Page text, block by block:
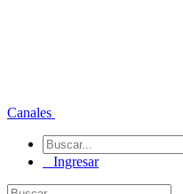
Canales
Ingresar